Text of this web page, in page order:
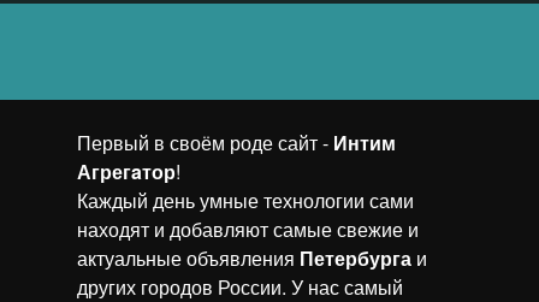
Первый в своём роде сайт - Интим
Агрегaтор!
Каждый день умные технологии сами
находят и добавляют самые свежие и
актуальные объявления Петербурга и
других городов России. У нас самый